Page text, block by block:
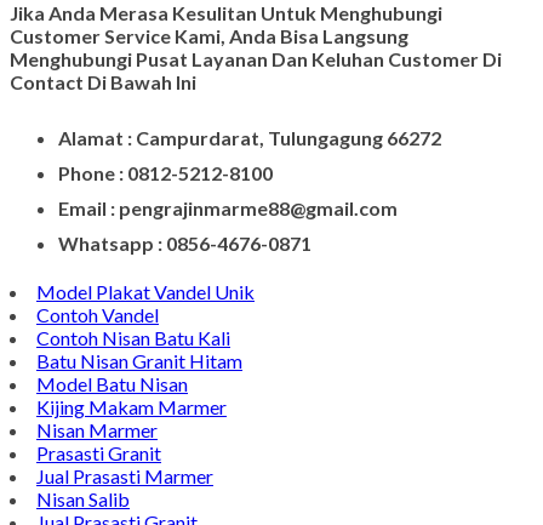
Jika Anda Merasa Kesulitan Untuk Menghubungi
Customer Service Kami, Anda Bisa Langsung
Menghubungi Pusat Layanan Dan Keluhan Customer Di
Contact Di Bawah Ini
Alamat : Campurdarat, Tulungagung 66272
Phone : 0812-5212-8100
Email : pengrajinmarme88@gmail.com
Whatsapp : 0856-4676-0871
Model Plakat Vandel Unik
Contoh Vandel
Contoh Nisan Batu Kali
Batu Nisan Granit Hitam
Model Batu Nisan
Kijing Makam Marmer
Nisan Marmer
Prasasti Granit
Jual Prasasti Marmer
Nisan Salib